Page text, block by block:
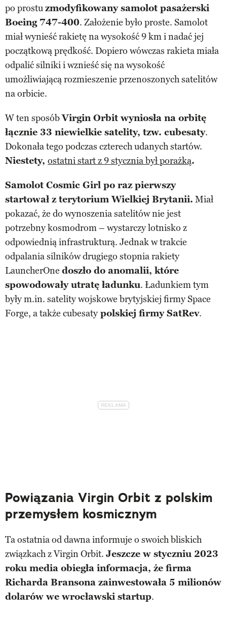
po prostuzmodyfikowany samolot pasażerski
Boeing 747-400. Założenie było proste. Samolot
miał wynieść rakietę na wysokość 9 km i nadać jej
początkową prędkość. Dopiero wówczas rakieta miała
odpalić silniki i wznieść się na wysokość
umożliwiającą rozmieszenie przenoszonych satelitów
na orbicie.
W ten sposóbVirgin Orbit wyniosła na orbitę
łącznie 33 niewielkie satelity, tzw. cubesaty.
Dokonała tego podczas czterech udanych startów.
Niestety, ostatni start z 9 stycznia był porażką.
Samolot Cosmic Girl po raz pierwszy
startował z terytorium Wielkiej Brytanii. Miał
pokazać, że do wynoszenia satelitów nie jest
potrzebny kosmodrom – wystarczy lotnisko z
odpowiednią infrastrukturą. Jednak w trakcie
odpalania silników drugiego stopnia rakiety
LauncherOne doszło do anomalii, które
spowodowały utratę ładunku. Ładunkiem tym
były m.in. satelity wojskowe brytyjskiej firmy Space
Forge, a także cubesaty polskiej firmy SatRev.
Powiązania Virgin Orbit z polskim
przemysłem kosmicznym
Ta ostatnia od dawna informuje o swoich bliskich
związkach z Virgin Orbit. Jeszcze w styczniu 2023
roku media obiegła informacja, że firma
Richarda Bransona zainwestowała 5 milionów
dolarów we wrocławski startup.